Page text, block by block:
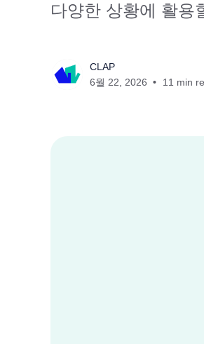
다양한 상황에 활용
CLAP
6월 22, 2026
11 min